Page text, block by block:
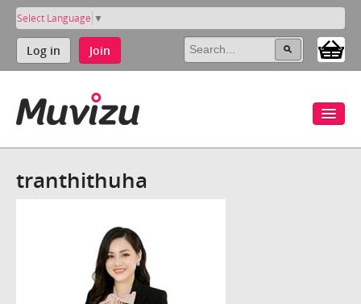
Select Language ▼
Log in Join
tranthithuha